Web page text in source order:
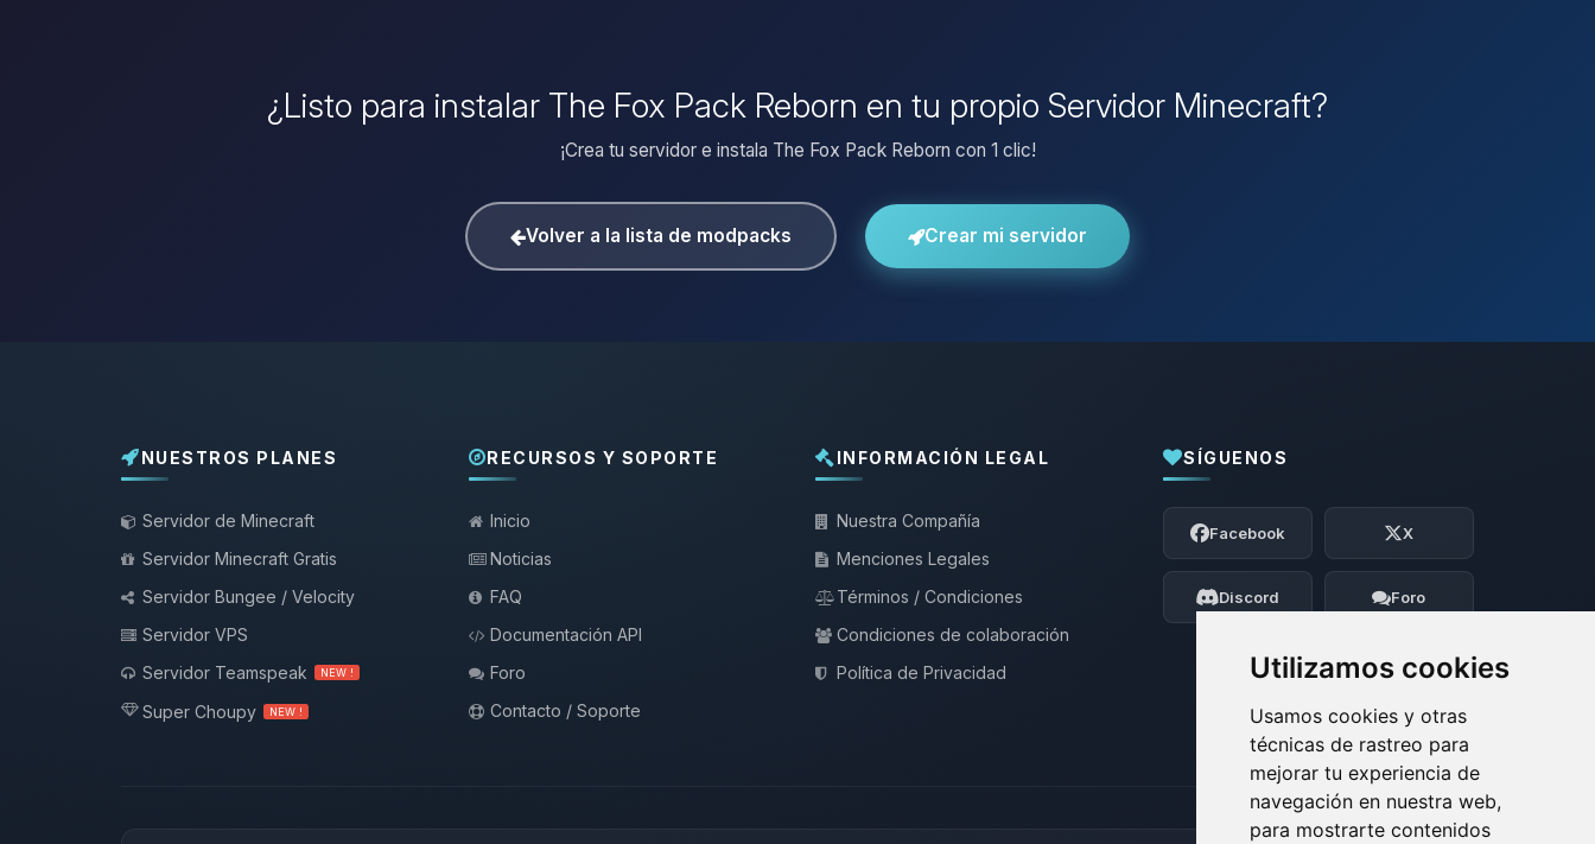
Utilizamos cookies
Usamos cookies y otras
técnicas de rastreo para
mejorar tu experiencia de
navegación en nuestra web,
para mostrarte contenidos
¿Listo para instalar The Fox Pack Reborn en tu propio Servidor Minecraft?
¡Crea tu servidor e instala The Fox Pack Reborn con 1 clic!
Volver a la lista de modpacks Crear mi servidor
NUESTROS PLANES
Servidor de Minecraft
Servidor Minecraft Gratis
Servidor Bungee / Velocity
Servidor VPS
Servidor Teamspeak
NEW !
Super Choupy NEW !
RECURSOS Y SOPORTE
Inicio
Noticias
FAQ
Documentación API
Foro
Contacto / Soporte
INFORMACIÓN LEGAL
Nuestra Compañía
Menciones Legales
Términos / Condiciones
Condiciones de colaboración
Política de Privacidad
SÍGUENOS
Facebook X
Discord Foro
Yupi, por fin alguien con quien hablar!
Soy Choupy, tu pequeno asistente de
BoxToPlay. Cuentame que necesitas y
moveré mis pequenos circuitos para
ayudarte.
07/08/2026 03:25